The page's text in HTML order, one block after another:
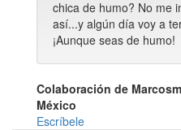
chica de humo? No me
así...y algún día voy a
¡Aunque seas de humo!
Colaboración de Marcosm
México
Escríbele